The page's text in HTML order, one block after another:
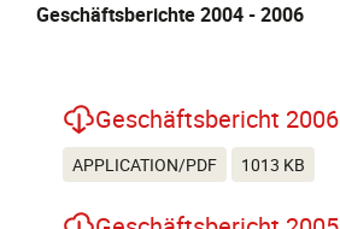
Geschäftsberichte 2004 - 2006
Geschäftsbericht 2006
APPLICATION/PDF 1013 KB